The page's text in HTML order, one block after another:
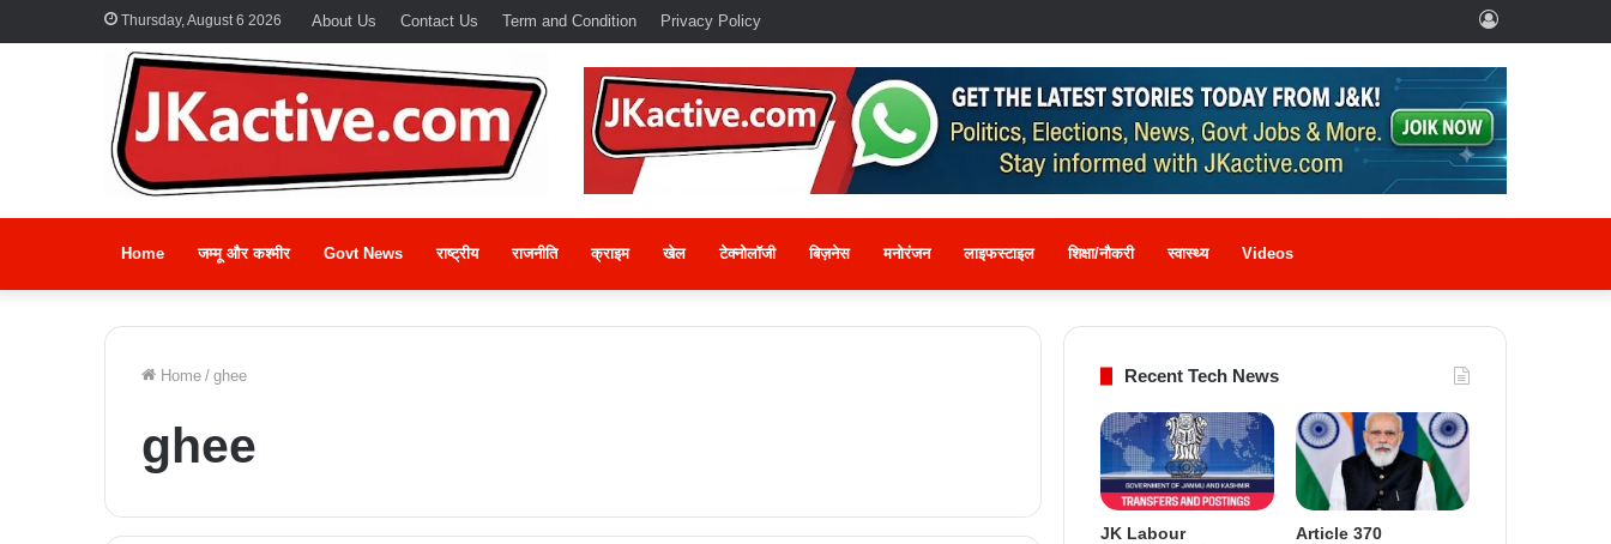
Thursday, August 6 2026 About Us Contact Us Term and Condition Privacy Policy
In
Home जम्मू और कश्मीर Govt News राष्ट्रीय राजनीति क्राइम खेल टेक्नोलॉजी बिज़नेस मनोरंजन लाइफस्टाइल शिक्षा/नौकरी स्वास्थ्य Videos
Home / ghee
ghee
Recent Tech News
JK Labour
Article 370